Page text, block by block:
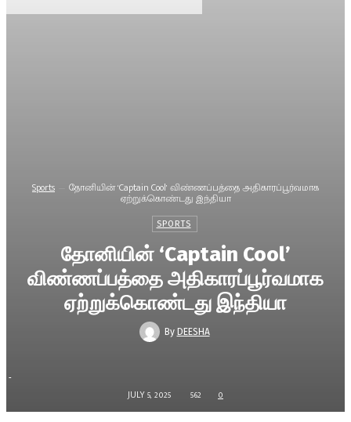
Contact Us
Sports தோனியின் ‘Captain Cool’ விண்ணப்பத்தை அதிகாரப்பூர்வமாக
ஏற்றுக்கொண்டது இந்தியா
SPORTS
தோனியின் ‘Captain Cool’
விண்ணப்பத்தை அதிகாரப்பூர்வமாக
ஏற்றுக்கொண்டது இந்தியா
By DEESHA
-
JULY 5, 2025 562 0